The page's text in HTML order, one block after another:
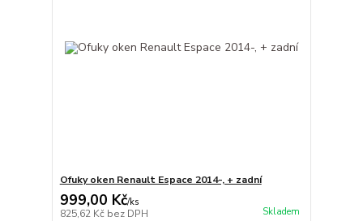
Ofuky oken Renault Espace 2014-, + zadní
999,00 Kč/ks
825,62 Kč bez DPH Skladem